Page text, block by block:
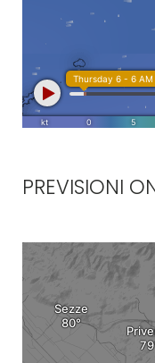
PREVISIONI